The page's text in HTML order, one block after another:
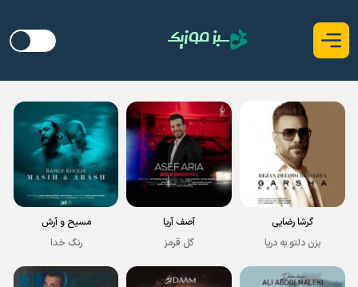
گرشا رضایی
بزن دلتو به دریا
آصف آریا
گل قرمز
مسیح و آرش
رنگ خدا